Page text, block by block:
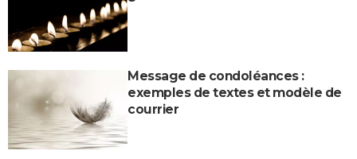
Message de condoléances :
exemples de textes et modèle de
courrier